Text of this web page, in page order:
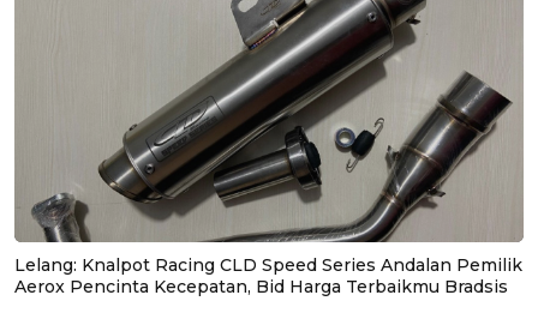
Lelang: Knalpot Racing CLD Speed Series Andalan Pemilik
Aerox Pencinta Kecepatan, Bid Harga Terbaikmu Bradsis